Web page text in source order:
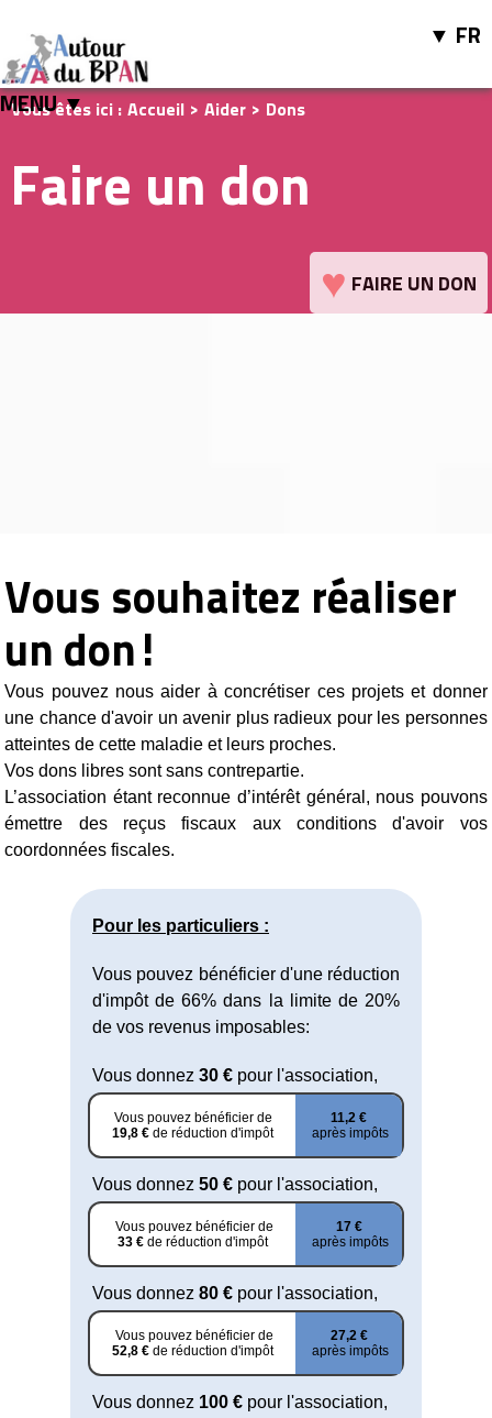
MENU ▼
FR
Vous êtes ici : Accueil > Aider > Dons
Faire un don
♥ FAIRE UN DON
Vous souhaitez réaliser
un don!
Vous pouvez nous aider à concrétiser ces projets et donner
une chance d'avoir un avenir plus radieux pour les personnes
atteintes de cette maladie et leurs proches.
Vos dons libres sont sans contrepartie.
L’association étant reconnue d’intérêt général, nous pouvons
émettre des reçus fiscaux aux conditions d'avoir vos
coordonnées fiscales.
Pour les particuliers :
Vous pouvez bénéficier d'une réduction
d'impôt de 66% dans la limite de 20%
de vos revenus imposables:
Vous donnez 30 € pour l'association,
Vous pouvez bénéficier de
19,8 €de réduction d'impôt
11,2 €
après impôts
Vous donnez 50 € pour l'association,
Vous pouvez bénéficier de
33 €de réduction d'impôt
17 €
après impôts
Vous donnez 80 € pour l'association,
Vous pouvez bénéficier de
52,8 €de réduction d'impôt
27,2 €
après impôts
Vous donnez 100 € pour l'association,